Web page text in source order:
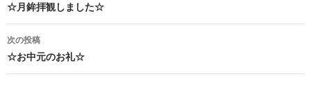
投
稿
ナ
☆月鉾拝観しました☆
次の投稿
☆お中元のお礼☆